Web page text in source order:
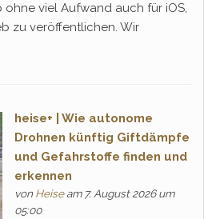
ohne viel Aufwand auch für iOS,
zu veröffentlichen. Wir
heise+ | Wie autonome
Drohnen künftig Giftdämpfe
und Gefahrstoffe finden und
erkennen
von Heiseam 7. August 2026 um
05:00